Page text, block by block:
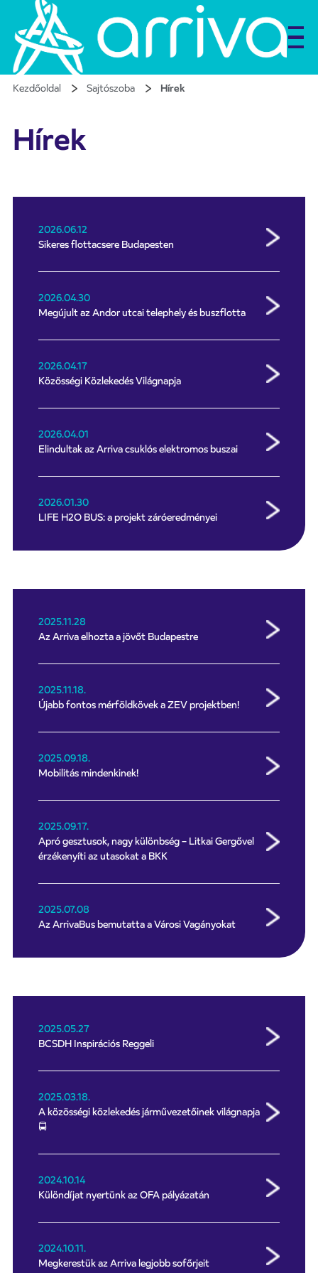
Kezdőoldal Sajtószoba Hírek
Hírek
2026.06.12
Sikeres flottacsere Budapesten
2026.04.30
Megújult az Andor utcai telephely és buszflotta
2026.04.17
Közösségi Közlekedés Világnapja
2026.04.01
Elindultak az Arriva csuklós elektromos buszai
2026.01.30
LIFE H2O BUS: a projekt záróeredményei
2025.11.28
Az Arriva elhozta a jövőt Budapestre
2025.11.18.
Újabb fontos mérföldkövek a ZEV projektben!
2025.09.18.
Mobilitás mindenkinek!
2025.09.17.
Apró gesztusok, nagy különbség – Litkai Gergővel
érzékenyíti az utasokat a BKK
2025.07.08
Az ArrivaBus bemutatta a Városi Vagányokat
2025.05.27
BCSDH Inspirációs Reggeli
2025.03.18.
A közösségi közlekedés járművezetőinek világnapja
🚍
2024.10.14
Különdíjat nyertünk az OFA pályázatán
2024.10.11.
Megkerestük az Arriva legjobb sofőrjeit